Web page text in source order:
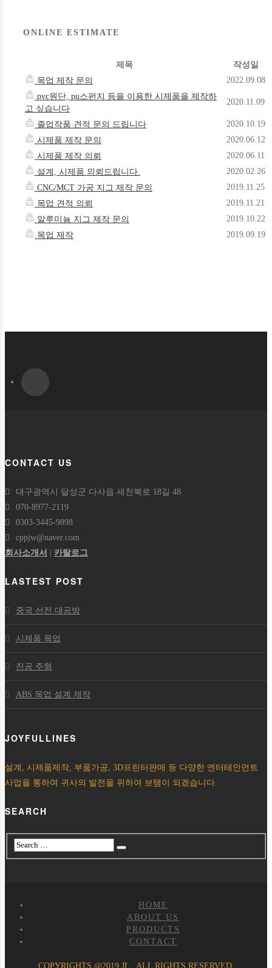
ONLINE ESTIMATE
제목
작성일
목업 제작 문의
2022.09.08
pvc원단, pu스펀지 등을 이용한 시제품을 제작하
고 싶습니다
2020.11.09
졸업작품 견적 문의 드립니다
2020.10.19
시제품 제작 문의
2020.06.12
시제품 제작 의뢰
2020.06.11
설계, 시제품 의뢰드립니다.
2020.02.26
CNC/MCT 가공 지그 제작 문의
2019.11.25
목업 견적 의뢰
2019.11.21
알루미늄 지그 제작 문의
2019.10.22
목업 제작
2019.09.19
CONTACT US
대구광역시 달성군 다사읍 세천북로 18길 48
070-8977-2119
0303-3445-9898
cppjw@naver.com
회사소개서
카탈로그
LASTEST POST
중국 선전 대공방
시제품 목업
진공 주형
ABS 목업 설계 제작
JOYFULLINES
설계, 시제품제작, 부품가공, 3D프린터판매 등 다양한 엔터테인먼트
사업을 통하여 귀사의 발전을 위하여 보탬이 되겠습니다.
SEARCH
HOME
ABOUT US
PRODUCTS
CONTACT
COPYRIGHTS @2019 JL , ALL RIGHTS RESERVED.